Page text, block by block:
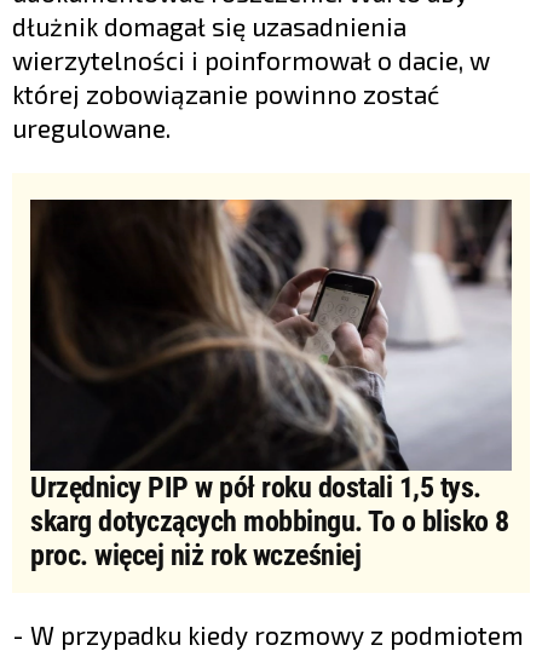
dłużnik domagał się uzasadnienia
wierzytelności i poinformował o dacie, w
której zobowiązanie powinno zostać
uregulowane.
Urzędnicy PIP w pół roku dostali 1,5 tys.
skarg dotyczących mobbingu. To o blisko 8
proc. więcej niż rok wcześniej
- W przypadku kiedy rozmowy z podmiotem